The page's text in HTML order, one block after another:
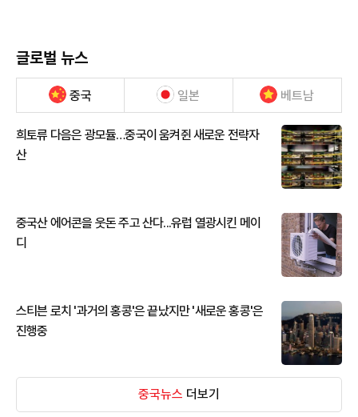
글로벌 뉴스
중국 일본 베트남
희토류 다음은 광모듈…중국이 움켜쥔 새로운 전략자
산
중국산 에어콘을 웃돈 주고 산다...유럽 열광시킨 메이
디
스티븐 로치 '과거의 홍콩'은 끝났지만 '새로운 홍콩'은
진행중
중국뉴스 더보기